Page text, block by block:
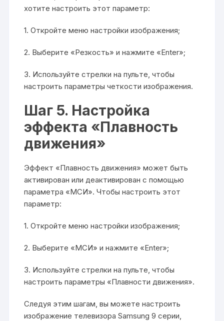
хотите настроить этот параметр:
1. Откройте меню настройки изображения;
2. Выберите «Резкость» и нажмите «Enter»;
3. Используйте стрелки на пульте, чтобы
настроить параметры четкости изображения.
Шаг 5. Настройка
эффекта «Плавность
движения»
Эффект «Плавность движения» может быть
активирован или деактивирован с помощью
параметра «МСИ». Чтобы настроить этот
параметр:
1. Откройте меню настройки изображения;
2. Выберите «МСИ» и нажмите «Enter»;
3. Используйте стрелки на пульте, чтобы
настроить параметры «Плавности движения».
Следуя этим шагам, вы можете настроить
изображение телевизора Samsung 9 серии,